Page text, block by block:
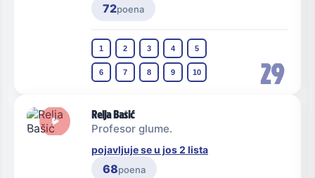
29
72poena
1 2 3 4 5
6 7 8 9 10
Relja Bašić
Profesor glume.
pojavljuje se u jos 2 lista
68poena